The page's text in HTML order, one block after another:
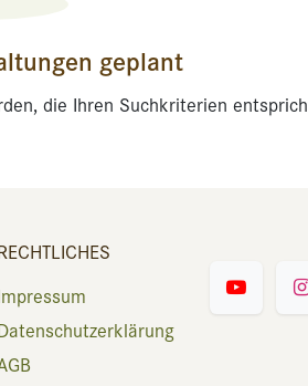
geplant
die Ihren Suchkriterien